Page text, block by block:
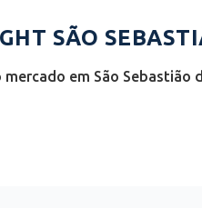
SÃO
em São Sebastião